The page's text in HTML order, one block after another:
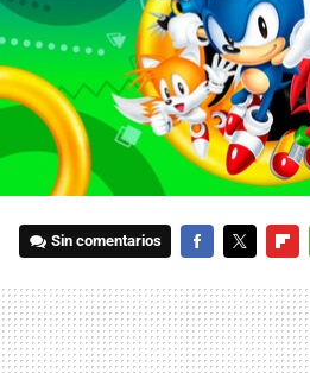
Sin comentarios